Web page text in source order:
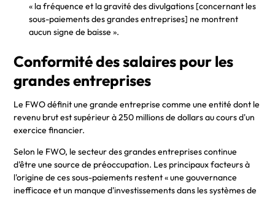
« la fréquence et la gravité des divulgations [concernant les
sous-paiements des grandes entreprises] ne montrent
aucun signe de baisse ».
Conformité des salaires pour les
grandes entreprises
Le FWO définit une grande entreprise comme une entité dont le
revenu brut est supérieur à 250 millions de dollars au cours d'un
exercice financier.
Selon le FWO, le secteur des grandes entreprises continue
d'être une source de préoccupation. Les principaux facteurs à
l'origine de ces sous-paiements restent « une gouvernance
inefficace et un manque d'investissements dans les systèmes de